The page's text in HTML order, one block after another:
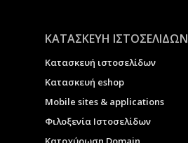
ΚΑΤΑΣΚΕΥΗ ΙΣΤΟΣΕΛΙΔΩΝ
Κατασκευή ιστοσελίδων
Κατασκευή eshop
Μobile sites & applications
Φιλοξενία Ιστοσελίδων